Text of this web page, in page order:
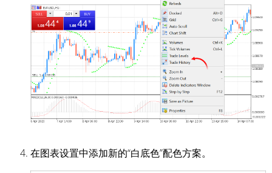
在图表设置中添加新的“白底色”配色方案。